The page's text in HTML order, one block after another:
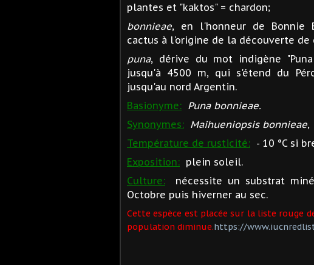
plantes et "kaktos" = chardon;
bonnieae, en l'honneur de Bonnie
cactus à l'origine de la découverte de
puna, dérive du mot indigène
jusqu'à 4500 m, qui s'étend du
jusqu'au nord Argentin.
Basionyme: Puna bonnieae.
Synonymes: Maihueniopsis bonnieae,
Température de rusticité: - 10 °C si
Exposition: plein soleil.
Culture: nécessite un substrat
Octobre puis hiverner au sec.
Cette espèce est placée sur la liste rouge
population diminue.https://